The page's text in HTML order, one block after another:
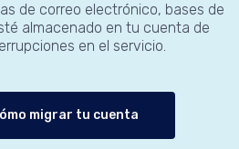
de correo electrónico, bases de
almacenado en tu cuenta de
en el servicio.
migrar tu cuenta